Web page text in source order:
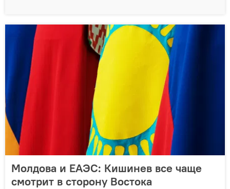
Молдова и ЕАЭС: Кишинев все чаще
смотрит в сторону Востока